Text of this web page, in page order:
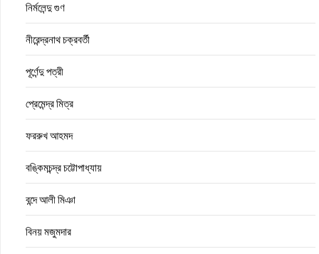
নির্মলেন্দু গুণ
নীরেন্দ্রনাথ চক্রবর্তী
পূর্ণেন্দু পত্রী
প্রেমেন্দ্র মিত্র
ফররুখ আহমদ
বঙ্কিমচন্দ্র চট্টোপাধ্যায়
বন্দে আলী মিঞা
বিনয় মজুমদার